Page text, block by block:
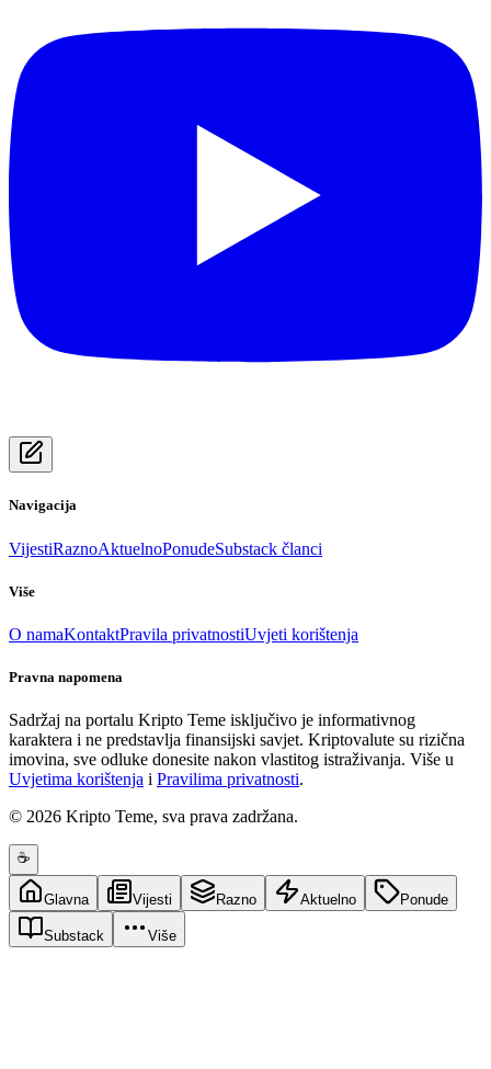
Navigacija
VijestiRaznoAktuelnoPonudeSubstack članci
Više
O namaKontaktPravila privatnostiUvjeti korištenja
Pravna napomena
Sadržaj na portalu Kripto Teme isključivo je informativnog
karaktera i ne predstavlja finansijski savjet. Kriptovalute su rizična
imovina, sve odluke donesite nakon vlastitog istraživanja. Više u
Uvjetima korištenja i Pravilima privatnosti.
© 2026 Kripto Teme, sva prava zadržana.
☕
Glavna Vijesti Razno Aktuelno Ponude
Substack Više